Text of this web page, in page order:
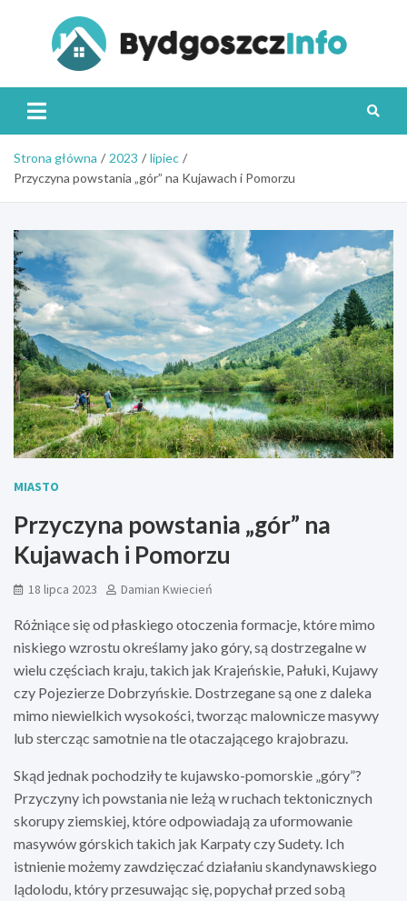
Strona główna 2023
lipiec
Przyczyna powstania „gór” na Kujawach i Pomorzu
MIASTO
Przyczyna powstania „gór” na
Kujawach i Pomorzu
18 lipca 2023 Damian Kwiecień
Różniące się od płaskiego otoczenia formacje, które mimo
niskiego wzrostu określamy jako góry, są dostrzegalne w
wielu częściach kraju, takich jak Krajeńskie, Pałuki, Kujawy
czy Pojezierze Dobrzyńskie. Dostrzegane są one z daleka
mimo niewielkich wysokości, tworząc malownicze masywy
lub stercząc samotnie na tle otaczającego krajobrazu.
Skąd jednak pochodziły te kujawsko-pomorskie „góry”?
Przyczyny ich powstania nie leżą w ruchach tektonicznych
skorupy ziemskiej, które odpowiadają za uformowanie
masywów górskich takich jak Karpaty czy Sudety. Ich
istnienie możemy zawdzięczać działaniu skandynawskiego
lądolodu, który przesuwając się, popychał przed sobą